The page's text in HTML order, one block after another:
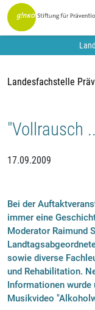
Landesfachstelle
"Vollrausch
17.09.2009
Bei der
immer eine
Moderator Raimund
sowie diverse
und Rehabilitation.
Informationen
Musikvideo